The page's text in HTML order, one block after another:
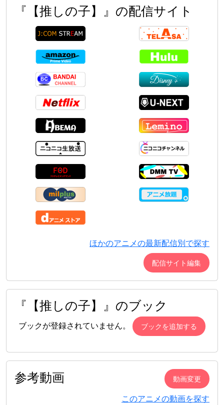
『【推しの子】』の配信サイト
ほかのアニメの最新配信別で探す
配信サイト編集
『【推しの子】』のブック
ブックが登録されていません。 ブックを追加する
参考動画 動画変更
このアニメの動画を探す